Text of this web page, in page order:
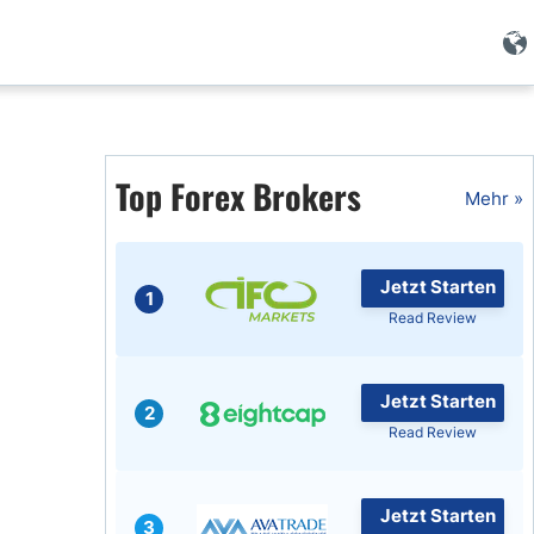
Islamischer Forex
Top Forex Brokers Mehr »
1
Jetzt Starten
Read Review
2
Jetzt Starten
Read Review
3
Jetzt Starten